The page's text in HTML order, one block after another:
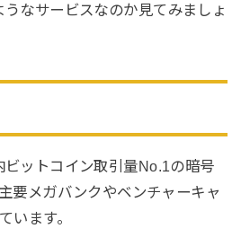
なサービスなのか見てみましょ
ットコイン取引量No.1の暗号
要メガバンクやベンチャーキャ
います。